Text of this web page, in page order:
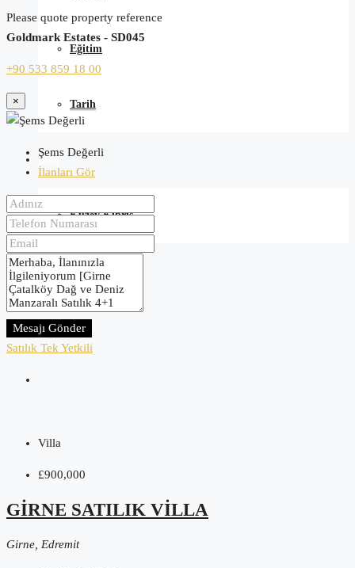
Eğitim
Tarih
Blog
Kuzey Kıbrıs
İletişim
Please quote property reference
Goldmark Estates - SD045
+90 533 859 18 00
×
Şems Değerli
İlanları Gör
Mesajı Gönder
Satılık Tek Yetkili
Villa
£900,000
GİRNE SATILIK VİLLA
Girne, Edremit